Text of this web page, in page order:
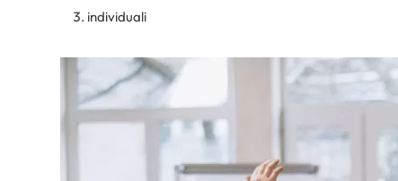
individuali